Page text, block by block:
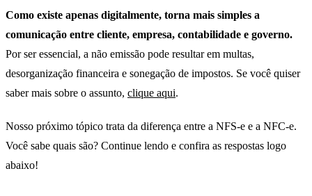
Como existe apenas digitalmente, torna mais simples a
comunicação entre cliente, empresa, contabilidade e governo.
Por ser essencial, a não emissão pode resultar em multas,
desorganização financeira e sonegação de impostos. Se você quiser
saber mais sobre o assunto, clique aqui.
Nosso próximo tópico trata da diferença entre a NFS-e e a NFC-e.
Você sabe quais são? Continue lendo e confira as respostas logo
abaixo!